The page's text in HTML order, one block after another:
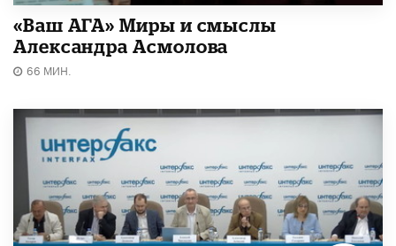
«Ваш АГА» Миры и смыслы
Александра Асмолова
66 МИН.